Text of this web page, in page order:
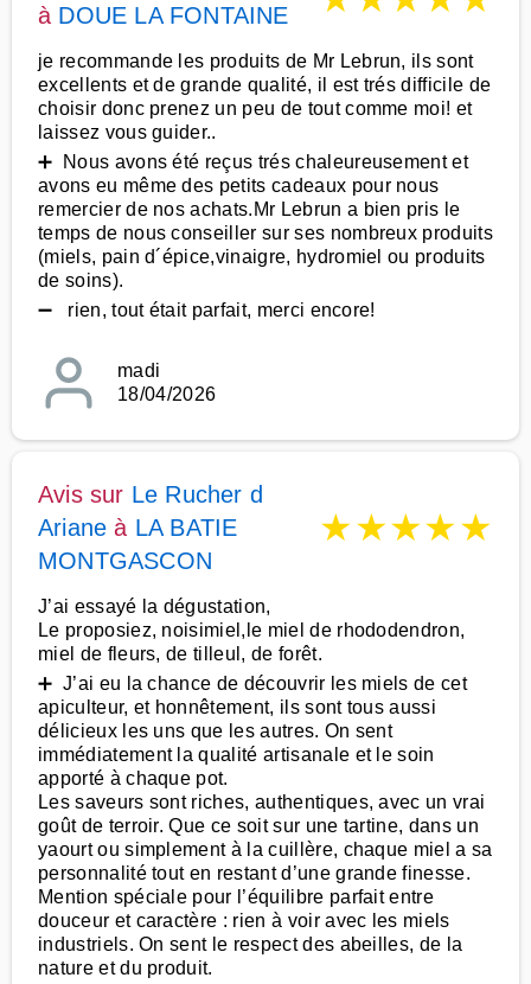
à DOUE LA FONTAINE
je recommande les produits de Mr Lebrun, ils sont
excellents et de grande qualité, il est trés difficile de
choisir donc prenez un peu de tout comme moi! et
laissez vous guider..
➕ Nous avons été reçus trés chaleureusement et
avons eu même des petits cadeaux pour nous
remercier de nos achats.Mr Lebrun a bien pris le
temps de nous conseiller sur ses nombreux produits
(miels, pain d´épice,vinaigre, hydromiel ou produits
de soins).
➖ rien, tout était parfait, merci encore!
madi
18/04/2026
Avis sur Le Rucher d
Ariane à LA BATIE
MONTGASCON
★★★★★
J’ai essayé la dégustation,
Le proposiez, noisimiel,le miel de rhododendron,
miel de fleurs, de tilleul, de forêt.
➕ J’ai eu la chance de découvrir les miels de cet
apiculteur, et honnêtement, ils sont tous aussi
délicieux les uns que les autres. On sent
immédiatement la qualité artisanale et le soin
apporté à chaque pot.
Les saveurs sont riches, authentiques, avec un vrai
goût de terroir. Que ce soit sur une tartine, dans un
yaourt ou simplement à la cuillère, chaque miel a sa
personnalité tout en restant d’une grande finesse.
Mention spéciale pour l’équilibre parfait entre
douceur et caractère : rien à voir avec les miels
industriels. On sent le respect des abeilles, de la
nature et du produit.